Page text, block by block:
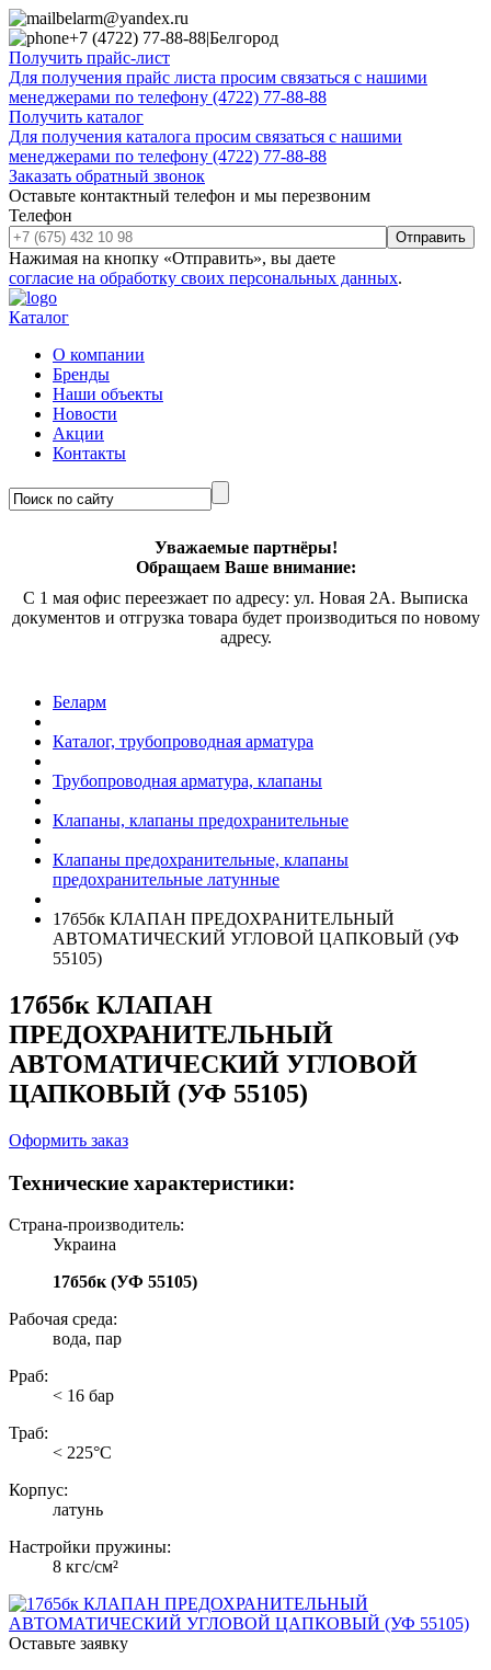
belarm@yandex.ru
+7 (4722) 77-88-88|Белгород
Получить прайс-лист
Для получения прайс листа просим связаться с нашими
менеджерами по телефону (4722) 77-88-88
Получить каталог
Для получения каталога просим связаться с нашими
менеджерами по телефону (4722) 77-88-88
Заказать обратный звонок
Оставьте контактный телефон и мы перезвоним
Телефон
Отправить
Нажимая на кнопку «Отправить», вы даете
согласие на обработку своих персональных данных.
Каталог
О компании
Бренды
Наши объекты
Новости
Акции
Контакты
Уважаемые партнёры!
Обращаем Ваше внимание:
С 1 мая офис переезжает по адресу: ул. Новая 2А. Выписка
документов и отгрузка товара будет производиться по новому
адресу.
Беларм
Каталог, трубопроводная арматура
Трубопроводная арматура, клапаны
Клапаны, клапаны предохранительные
Клапаны предохранительные, клапаны
предохранительные латунные
17б5бк КЛАПАН ПРЕДОХРАНИТЕЛЬНЫЙ
АВТОМАТИЧЕСКИЙ УГЛОВОЙ ЦАПКОВЫЙ (УФ
55105)
17б5бк КЛАПАН
ПРЕДОХРАНИТЕЛЬНЫЙ
АВТОМАТИЧЕСКИЙ УГЛОВОЙ
ЦАПКОВЫЙ (УФ 55105)
Оформить заказ
Технические характеристики:
Страна-производитель:
Украина
17б5бк (УФ 55105)
Рабочая среда:
вода, пар
Рраб:
< 16 бар
Траб:
< 225°С
Корпус:
латунь
Настройки пружины:
8 кгс/см²
Оставьте заявку